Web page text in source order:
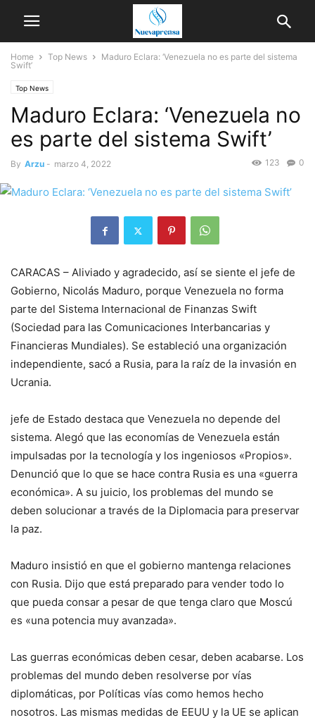
Home Top News
Maduro Eclara: ‘Venezuela no es parte del sistema
Swift’
Top News
Maduro Eclara: ‘Venezuela no
es parte del sistema Swift’
By Arzu - marzo 4, 2022 0
123
CARACAS – Aliviado y agradecido, así se siente el jefe de
Gobierno, Nicolás Maduro, porque Venezuela no forma
parte del Sistema Internacional de Finanzas Swift
(Sociedad para las Comunicaciones Interbancarias y
Financieras Mundiales). Se estableció una organización
independiente, sacó a Rusia, para la raíz de la invasión en
Ucrania.
jefe de Estado destaca que Venezuela no depende del
sistema. Alegó que las economías de Venezuela están
impulsadas por la tecnología y los ingeniosos «Propios».
Denunció que lo que se hace contra Rusia es una «guerra
económica». A su juicio, los problemas del mundo se
deben solucionar a través de la Diplomacia para preservar
la paz.
Maduro insistió en que el gobierno mantenga relaciones
con Rusia. Dijo que está preparado para vender todo lo
que pueda consar a pesar de que tenga claro que Moscú
es «una potencia muy avanzada».
Las guerras económicas deben cesar, deben acabarse. Los
problemas del mundo deben resolverse por vías
diplomáticas, por Políticas vías como hemos hecho
nosotros. Las mismas medidas de EEUU y la UE se aplican